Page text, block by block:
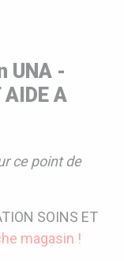
UNA -
AIDE A
ce point de
SOINS ET
magasin !